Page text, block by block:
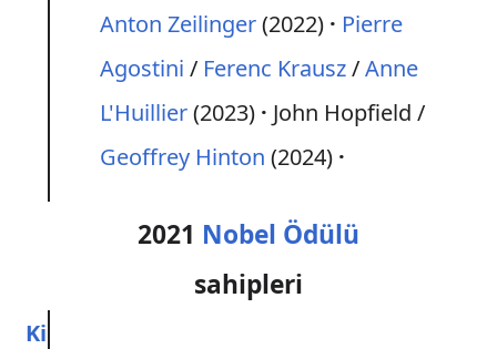
Anton Zeilinger(2022)
Pierre
Agostini / Ferenc Krausz/Anne
L'Huillier(2023)
John Hopfield /
Geoffrey Hinton (2024)
2021 Nobel Ödülü
sahipleri
Ki